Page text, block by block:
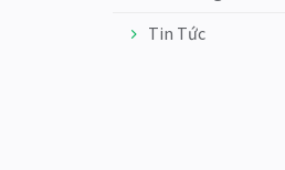
Tin Tức